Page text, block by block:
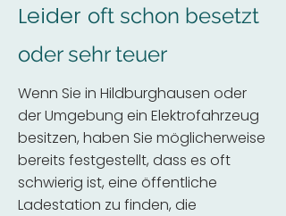
Leider oft schon besetzt
oder sehr teuer
Wenn Sie in Hildburghausen oder
der Umgebung ein Elektrofahrzeug
besitzen, haben Sie möglicherweise
bereits festgestellt, dass es oft
schwierig ist, eine öffentliche
Ladestation zu finden, die